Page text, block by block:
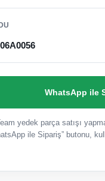
WhatsApp ile
yedek parça satışı
ile Sipariş” butonu,